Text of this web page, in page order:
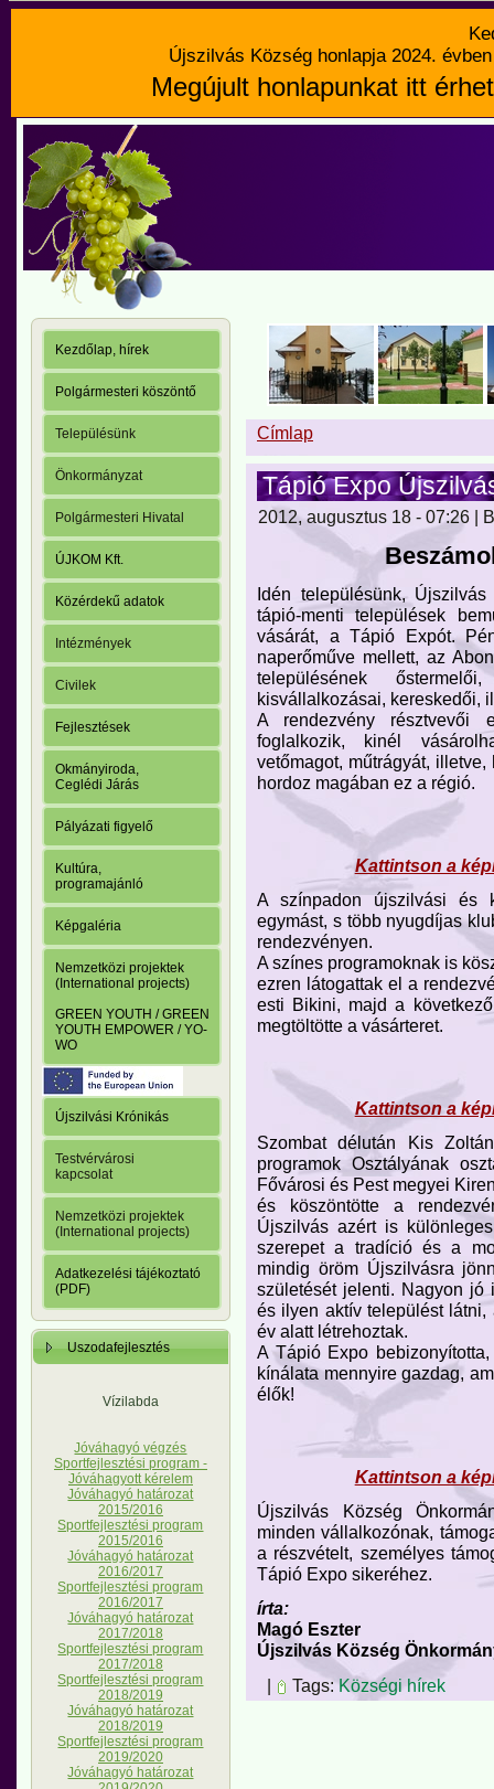
Újszilvás Község honlapja 2024.
Megújult honlapunkat itt
Kezdőlap, hírek
Polgármesteri köszöntő
Településünk
Önkormányzat
Polgármesteri Hivatal
ÚJKOM Kft.
Közérdekű adatok
Intézmények
Civilek
Fejlesztések
Okmányiroda,
Ceglédi Járás
Pályázati figyelő
Kultúra,
programajánló
Képgaléria
Nemzetközi projektek
(International projects)
GREEN YOUTH / GREEN
YOUTH EMPOWER / YO-
WO
Újszilvási Krónikás
Testvérvárosi
kapcsolat
Nemzetközi projektek
(International projects)
Adatkezelési tájékoztató
(PDF)
Uszodafejlesztés
Vízilabda
Jóváhagyó végzés
Sportfejlesztési program -
Jóváhagyott kérelem
Jóváhagyó határozat
2015/2016
Sportfejlesztési program
2015/2016
Jóváhagyó határozat
2016/2017
Sportfejlesztési program
2016/2017
Jóváhagyó határozat
2017/2018
Sportfejlesztési program
2017/2018
Sportfejlesztési program
2018/2019
Jóváhagyó határozat
2018/2019
Sportfejlesztési program
2019/2020
Jóváhagyó határozat
Címlap
Tápió Expo
2012, augusztus 18 - 07:26 |
Idén településünk,
tápió-menti települések
vásárát, a Tápió Expót.
naperőműve mellett, az
településének
kisvállalkozásai, kereskedői,
A rendezvény résztvevői
foglalkozik, kinél
vetőmagot, műtrágyát,
hordoz magában ez a régió.
Kattintson a
A színpadon újszilvási és
egymást, s több nyugdíjas
rendezvényen.
A színes programoknak is
ezren látogattak el a
esti Bikini, majd a
megtöltötte a vásárteret.
Kattintson a
Szombat délután Kis
programok Osztályának
Fővárosi és Pest megyei
és köszöntötte a
Újszilvás azért is
szerepet a tradíció és a
mindig öröm Újszilvásra
születését jelenti. Nagyon
és ilyen aktív települést
év alatt létrehoztak.
A Tápió Expo
kínálata mennyire gazdag,
élők!
Kattintson a
Újszilvás Község
minden vállalkozónak,
a részvételt, személyes
Tápió Expo sikeréhez.
írta:
Magó Eszter
Újszilvás Község
|
Tags:Községi hírek